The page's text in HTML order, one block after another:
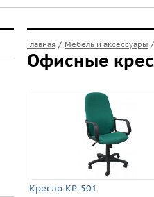
Главная / Мебель и аксессуары
Офисные
Кресло КР-501